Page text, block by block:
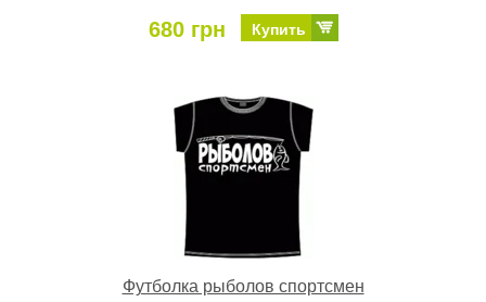
680 грн Купить
Футболка рыболов спортсмен